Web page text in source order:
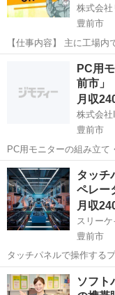
株式会社
豊前市
【仕事内容】 主に工場内
分けなど様々な職種があ
体・電子・機械・食品な
ツ！単純作業が中心です。
工場
PC用
前市」
月収
株式会社
豊前市
PC用モニターの組み立て・検品
モニターの組み立て・検
作確認、外観検査、梱包
じて、高品質な製品を...
福岡 豊前市 その
タッチ
ペレー
月収
スリー
豊前市
タッチパネルで操作する
仕事内容 タッチパネルを
ターとして、製造機械を
福岡 豊前市 その他
ソフト